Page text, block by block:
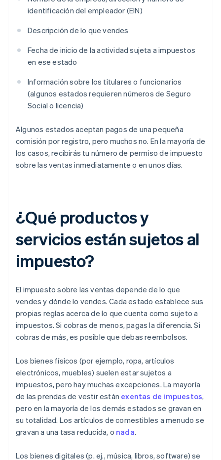
identificación del empleador (EIN)
Descripción de lo que vendes
Fecha de inicio de la actividad sujeta a impuestos
en ese estado
Información sobre los titulares o funcionarios
(algunos estados requieren números de Seguro
Social o licencia)
Algunos estados aceptan pagos de una pequeña
comisión por registro, pero muchos no. En la mayoría de
los casos, recibirás tu número de permiso de impuesto
sobre las ventas inmediatamente o en unos días.
¿Qué productos y
servicios están sujetos al
impuesto?
El impuesto sobre las ventas depende de lo que
vendes y dónde lo vendes. Cada estado establece sus
propias reglas acerca de lo que cuenta como sujeto a
impuestos. Si cobras de menos, pagas la diferencia. Si
cobras de más, es posible que debas reembolsos.
Los bienes físicos (por ejemplo, ropa, artículos
electrónicos, muebles) suelen estar sujetos a
impuestos, pero hay muchas excepciones. La mayoría
de las prendas de vestir están exentas de impuestos,
pero en la mayoría de los demás estados se gravan en
su totalidad. Los artículos de comestibles a menudo se
gravan a una tasa reducida, o nada.
Los bienes digitales (p. ej., música, libros, software) se